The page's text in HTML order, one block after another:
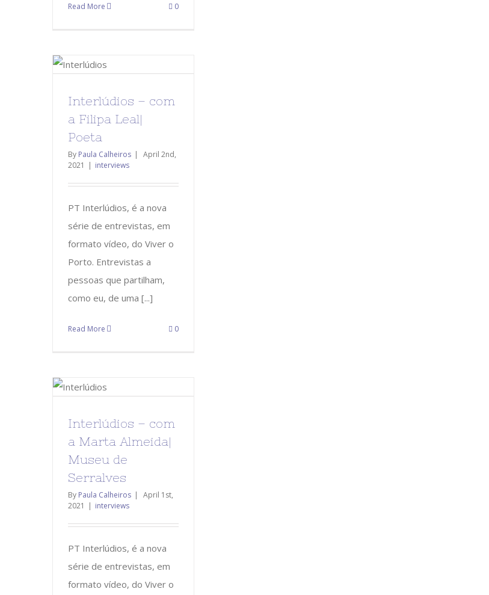
Read More 0
Interlúdios – com
a Filipa Leal|
Poeta
By Paula Calheiros |
April 2nd,
2021
| interviews
PT Interlúdios, é a nova
série de entrevistas, em
formato vídeo, do Viver o
Porto. Entrevistas a
pessoas que partilham,
como eu, de uma [...]
Read More 0
Interlúdios – com
a Marta Almeida|
Museu de
Serralves
By Paula Calheiros |
April 1st,
2021
| interviews
PT Interlúdios, é a nova
série de entrevistas, em
formato vídeo, do Viver o